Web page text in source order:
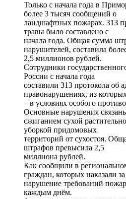
Только с начала года в
более 3 тысяч сообщений о
ландшафтных пожарах. 313
травы было составлено с
начала года. Общая сумма
нарушителей, составила
2,5 миллионов рублей.
Сотрудники
России с начала года
составили 313 протокола об
правонарушениях, из
– в условиях особого
Основные нарушения
сжиганием сухой
уборкой придомовых
территорий от сухостоя.
штрафов превысила 2,5
миллиона рублей.
Как сообщили в
граждан, которых наказали за
нарушение требований
каждым днём.